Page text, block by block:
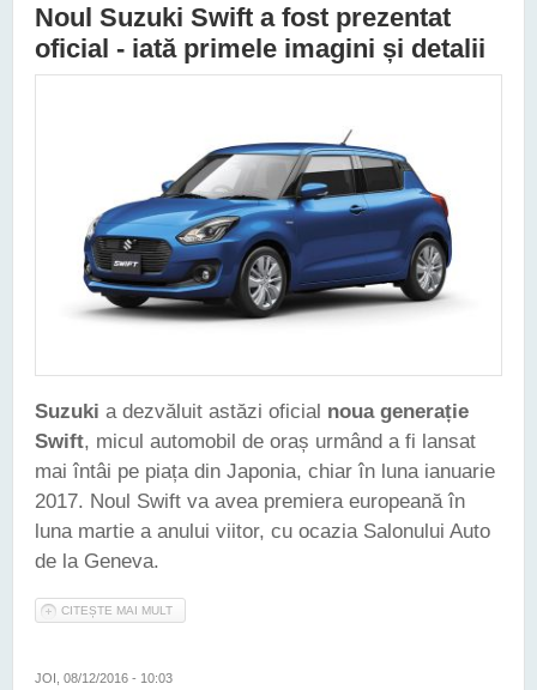
Noul Suzuki Swift a fost prezentat
oficial - iată primele imagini și detalii
Suzuki a dezvăluit astăzi oficial noua generație
Swift, micul automobil de oraș urmând a fi lansat
mai întâi pe piața din Japonia, chiar în luna ianuarie
2017. Noul Swift va avea premiera europeană în
luna martie a anului viitor, cu ocazia Salonului Auto
de la Geneva.
CITEȘTE MAI MULT
JOI, 08/12/2016 - 10:03